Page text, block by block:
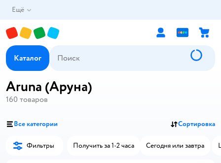
Ещё
Каталог
Aruna (Аруна)
160 товаров
Все категории Сортировка
Фильтры Получить за 1-2 часа Сегодня или завтра